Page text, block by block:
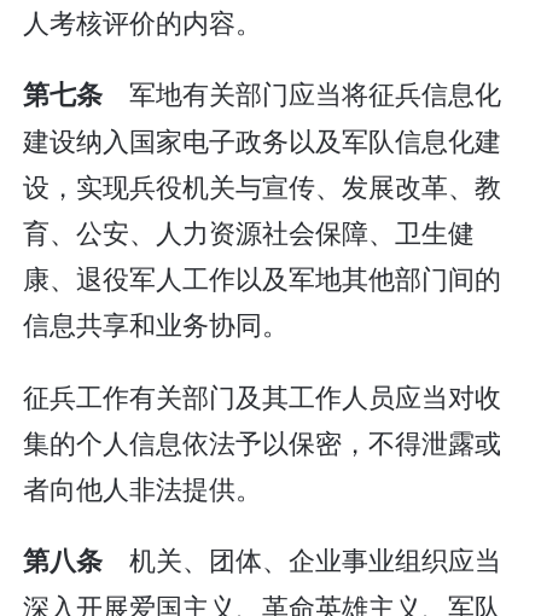
人考核评价的内容。
第七条 军地有关部门应当将征兵信息化
建设纳入国家电子政务以及军队信息化建
设，实现兵役机关与宣传、发展改革、教
育、公安、人力资源社会保障、卫生健
康、退役军人工作以及军地其他部门间的
信息共享和业务协同。
征兵工作有关部门及其工作人员应当对收
集的个人信息依法予以保密，不得泄露或
者向他人非法提供。
第八条 机关、团体、企业事业组织应当
深入开展爱国主义、革命英雄主义、军队